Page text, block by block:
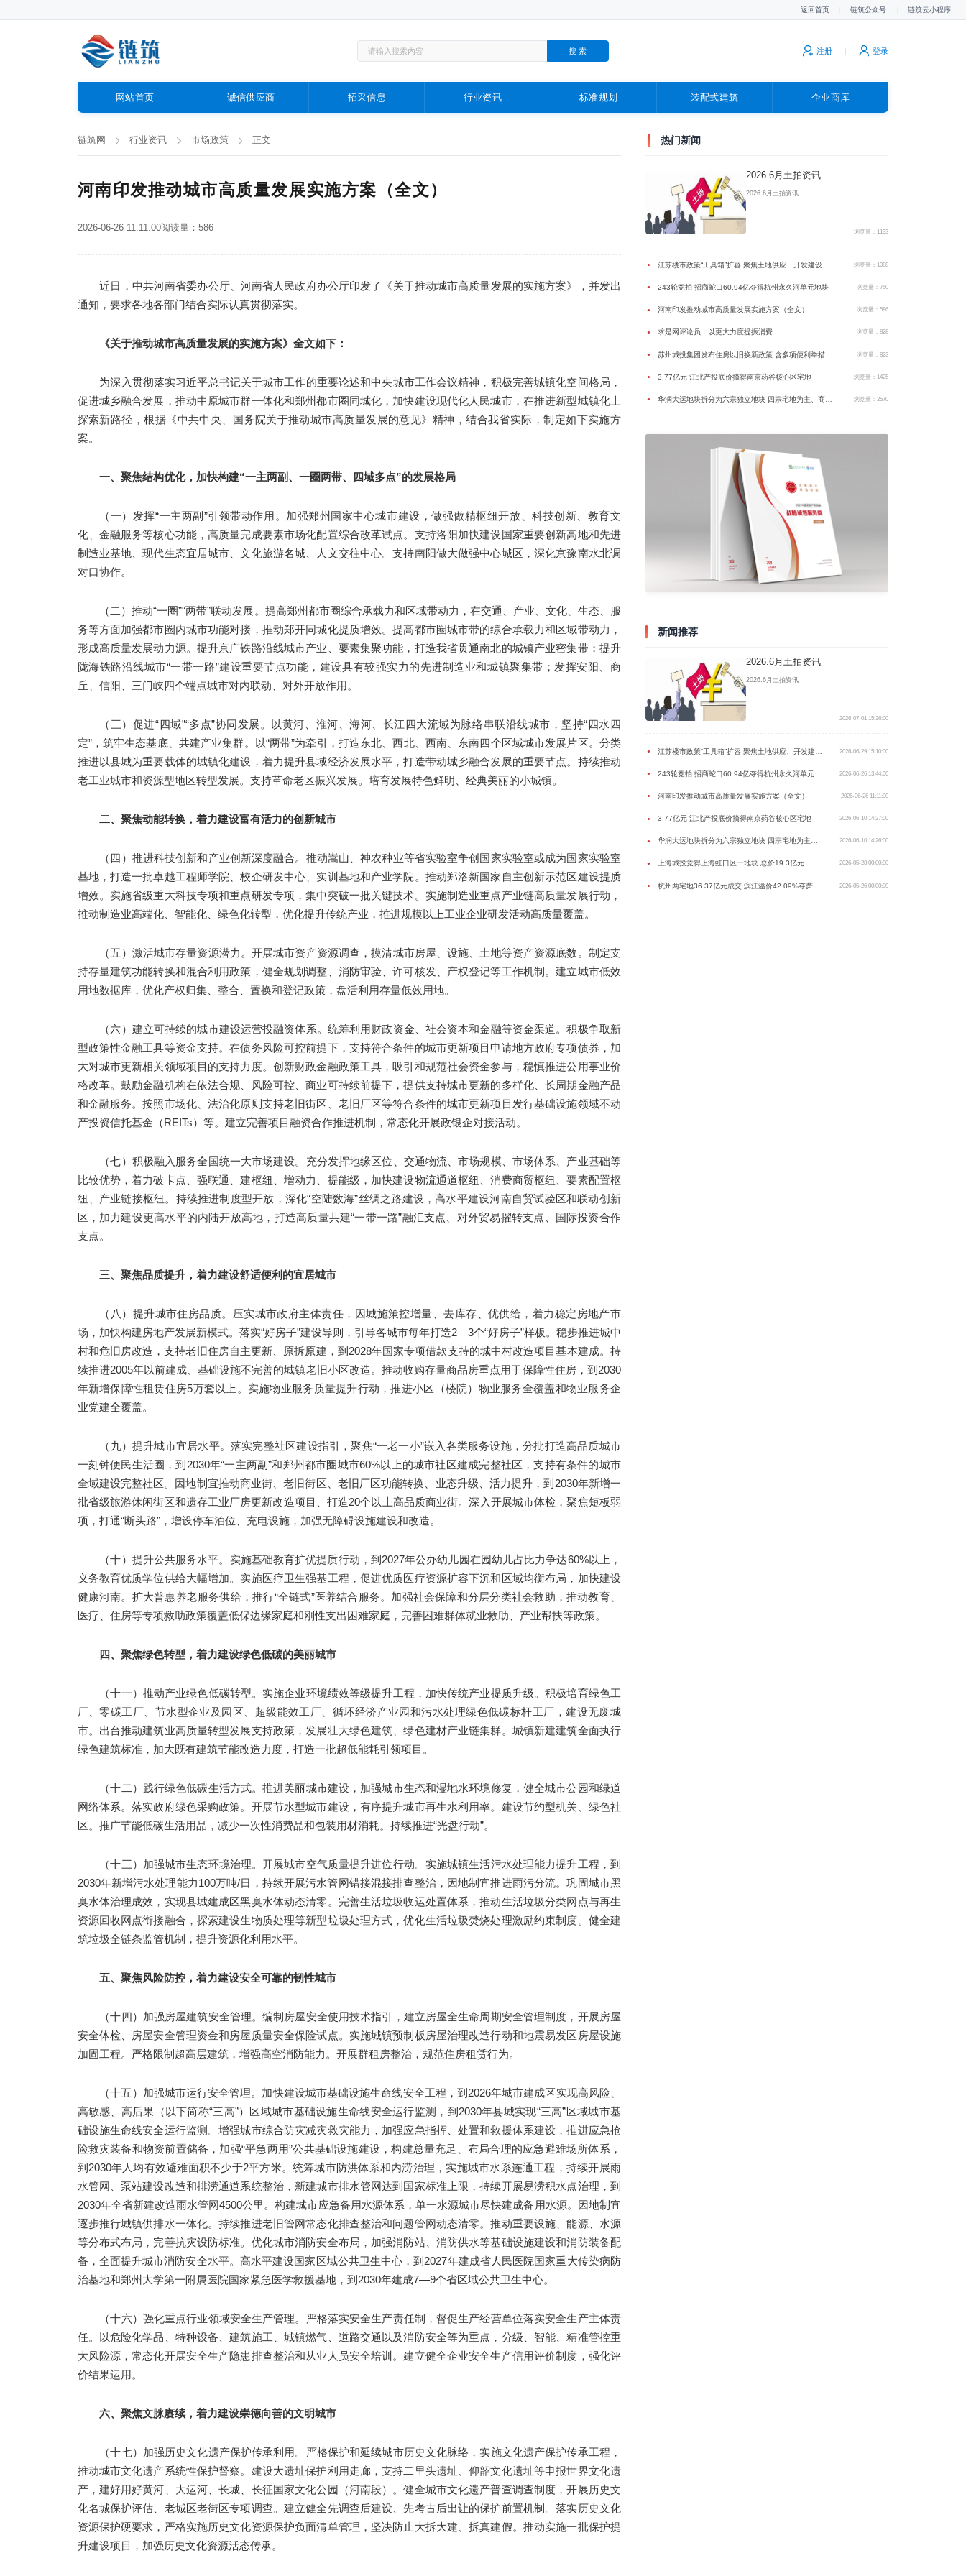
返回首页 链筑公众号 链筑云小程序
注册 | 登录
网站首页 诚信供应商 招采信息 行业资讯 标准规划 装配式建筑 企业商库
链筑网 行业资讯 市场政策 正文
河南印发推动城市高质量发展实施方案（全文）
2026-06-26 11:11:00阅读量：586
近日，中共河南省委办公厅、河南省人民政府办公厅印发了《关于推动城市高质量发展的实施方案》，并发出
通知，要求各地各部门结合实际认真贯彻落实。
《关于推动城市高质量发展的实施方案》全文如下：
为深入贯彻落实习近平总书记关于城市工作的重要论述和中央城市工作会议精神，积极完善城镇化空间格局，
促进城乡融合发展，推动中原城市群一体化和郑州都市圈同城化，加快建设现代化人民城市，在推进新型城镇化上
探索新路径，根据《中共中央、国务院关于推动城市高质量发展的意见》精神，结合我省实际，制定如下实施方
案。
一、聚焦结构优化，加快构建“一主两副、一圈两带、四域多点”的发展格局
（一）发挥“一主两副”引领带动作用。加强郑州国家中心城市建设，做强做精枢纽开放、科技创新、教育文
化、金融服务等核心功能，高质量完成要素市场化配置综合改革试点。支持洛阳加快建设国家重要创新高地和先进
制造业基地、现代生态宜居城市、文化旅游名城、人文交往中心。支持南阳做大做强中心城区，深化京豫南水北调
对口协作。
（二）推动“一圈”“两带”联动发展。提高郑州都市圈综合承载力和区域带动力，在交通、产业、文化、生态、服
务等方面加强都市圈内城市功能对接，推动郑开同城化提质增效。提高都市圈城市带的综合承载力和区域带动力，
形成高质量发展动力源。提升京广铁路沿线城市产业、要素集聚功能，打造我省贯通南北的城镇产业密集带；提升
陇海铁路沿线城市“一带一路”建设重要节点功能，建设具有较强实力的先进制造业和城镇聚集带；发挥安阳、商
丘、信阳、三门峡四个端点城市对内联动、对外开放作用。
（三）促进“四域”“多点”协同发展。以黄河、淮河、海河、长江四大流域为脉络串联沿线城市，坚持“四水四
定”，筑牢生态基底、共建产业集群。以“两带”为牵引，打造东北、西北、西南、东南四个区域城市发展片区。分类
推进以县城为重要载体的城镇化建设，着力提升县域经济发展水平，打造带动城乡融合发展的重要节点。持续推动
老工业城市和资源型地区转型发展。支持革命老区振兴发展。培育发展特色鲜明、经典美丽的小城镇。
二、聚焦动能转换，着力建设富有活力的创新城市
（四）推进科技创新和产业创新深度融合。推动嵩山、神农种业等省实验室争创国家实验室或成为国家实验室
基地，打造一批卓越工程师学院、校企研发中心、实训基地和产业学院。推动郑洛新国家自主创新示范区建设提质
增效。实施省级重大科技专项和重点研发专项，集中突破一批关键技术。实施制造业重点产业链高质量发展行动，
推动制造业高端化、智能化、绿色化转型，优化提升传统产业，推进规模以上工业企业研发活动高质量覆盖。
（五）激活城市存量资源潜力。开展城市资产资源调查，摸清城市房屋、设施、土地等资产资源底数。制定支
持存量建筑功能转换和混合利用政策，健全规划调整、消防审验、许可核发、产权登记等工作机制。建立城市低效
用地数据库，优化产权归集、整合、置换和登记政策，盘活利用存量低效用地。
（六）建立可持续的城市建设运营投融资体系。统筹利用财政资金、社会资本和金融等资金渠道。积极争取新
型政策性金融工具等资金支持。在债务风险可控前提下，支持符合条件的城市更新项目申请地方政府专项债券，加
大对城市更新相关领域项目的支持力度。创新财政金融政策工具，吸引和规范社会资金参与，稳慎推进公用事业价
格改革。鼓励金融机构在依法合规、风险可控、商业可持续前提下，提供支持城市更新的多样化、长周期金融产品
和金融服务。按照市场化、法治化原则支持老旧街区、老旧厂区等符合条件的城市更新项目发行基础设施领域不动
产投资信托基金（REITs）等。建立完善项目融资合作推进机制，常态化开展政银企对接活动。
（七）积极融入服务全国统一大市场建设。充分发挥地缘区位、交通物流、市场规模、市场体系、产业基础等
比较优势，着力破卡点、强联通、建枢纽、增动力、提能级，加快建设物流通道枢纽、消费商贸枢纽、要素配置枢
纽、产业链接枢纽。持续推进制度型开放，深化“空陆数海”丝绸之路建设，高水平建设河南自贸试验区和联动创新
区，加力建设更高水平的内陆开放高地，打造高质量共建“一带一路”融汇支点、对外贸易擢转支点、国际投资合作
支点。
三、聚焦品质提升，着力建设舒适便利的宜居城市
（八）提升城市住房品质。压实城市政府主体责任，因城施策控增量、去库存、优供给，着力稳定房地产市
场，加快构建房地产发展新模式。落实“好房子”建设导则，引导各城市每年打造2—3个“好房子”样板。稳步推进城中
村和危旧房改造，支持老旧住房自主更新、原拆原建，到2028年国家专项借款支持的城中村改造项目基本建成。持
续推进2005年以前建成、基础设施不完善的城镇老旧小区改造。推动收购存量商品房重点用于保障性住房，到2030
年新增保障性租赁住房5万套以上。实施物业服务质量提升行动，推进小区（楼院）物业服务全覆盖和物业服务企
业党建全覆盖。
（九）提升城市宜居水平。落实完整社区建设指引，聚焦“一老一小”嵌入各类服务设施，分批打造高品质城市
一刻钟便民生活圈，到2030年“一主两副”和郑州都市圈城市60%以上的城市社区建成完整社区，支持有条件的城市
全域建设完整社区。因地制宜推动商业街、老旧街区、老旧厂区功能转换、业态升级、活力提升，到2030年新增一
批省级旅游休闲街区和遗存工业厂房更新改造项目、打造20个以上高品质商业街。深入开展城市体检，聚焦短板弱
项，打通“断头路”，增设停车泊位、充电设施，加强无障碍设施建设和改造。
（十）提升公共服务水平。实施基础教育扩优提质行动，到2027年公办幼儿园在园幼儿占比力争达60%以上，
义务教育优质学位供给大幅增加。实施医疗卫生强基工程，促进优质医疗资源扩容下沉和区域均衡布局，加快建设
健康河南。扩大普惠养老服务供给，推行“全链式”医养结合服务。加强社会保障和分层分类社会救助，推动教育、
医疗、住房等专项救助政策覆盖低保边缘家庭和刚性支出困难家庭，完善困难群体就业救助、产业帮扶等政策。
四、聚焦绿色转型，着力建设绿色低碳的美丽城市
（十一）推动产业绿色低碳转型。实施企业环境绩效等级提升工程，加快传统产业提质升级。积极培育绿色工
厂、零碳工厂、节水型企业及园区、超级能效工厂、循环经济产业园和污水处理绿色低碳标杆工厂，建设无废城
市。出台推动建筑业高质量转型发展支持政策，发展壮大绿色建筑、绿色建材产业链集群。城镇新建建筑全面执行
绿色建筑标准，加大既有建筑节能改造力度，打造一批超低能耗引领项目。
（十二）践行绿色低碳生活方式。推进美丽城市建设，加强城市生态和湿地水环境修复，健全城市公园和绿道
网络体系。落实政府绿色采购政策。开展节水型城市建设，有序提升城市再生水利用率。建设节约型机关、绿色社
区。推广节能低碳生活用品，减少一次性消费品和包装用材消耗。持续推进“光盘行动”。
（十三）加强城市生态环境治理。开展城市空气质量提升进位行动。实施城镇生活污水处理能力提升工程，到
2030年新增污水处理能力100万吨/日，持续开展污水管网错接混接排查整治，因地制宜推进雨污分流。巩固城市黑
臭水体治理成效，实现县城建成区黑臭水体动态清零。完善生活垃圾收运处置体系，推动生活垃圾分类网点与再生
资源回收网点衔接融合，探索建设生物质处理等新型垃圾处理方式，优化生活垃圾焚烧处理激励约束制度。健全建
筑垃圾全链条监管机制，提升资源化利用水平。
五、聚焦风险防控，着力建设安全可靠的韧性城市
（十四）加强房屋建筑安全管理。编制房屋安全使用技术指引，建立房屋全生命周期安全管理制度，开展房屋
安全体检、房屋安全管理资金和房屋质量安全保险试点。实施城镇预制板房屋治理改造行动和地震易发区房屋设施
加固工程。严格限制超高层建筑，增强高空消防能力。开展群租房整治，规范住房租赁行为。
（十五）加强城市运行安全管理。加快建设城市基础设施生命线安全工程，到2026年城市建成区实现高风险、
高敏感、高后果（以下简称“三高”）区域城市基础设施生命线安全运行监测，到2030年县城实现“三高”区域城市基
础设施生命线安全运行监测。增强城市综合防灾减灾救灾能力，加强应急指挥、处置和救援体系建设，推进应急抢
险救灾装备和物资前置储备，加强“平急两用”公共基础设施建设，构建总量充足、布局合理的应急避难场所体系，
到2030年人均有效避难面积不少于2平方米。统筹城市防洪体系和内涝治理，实施城市水系连通工程，持续开展雨
水管网、泵站建设改造和排涝通道系统整治，新建城市排水管网达到国家标准上限，持续开展易涝积水点治理，到
2030年全省新建改造雨水管网4500公里。构建城市应急备用水源体系，单一水源城市尽快建成备用水源。因地制宜
逐步推行城镇供排水一体化。持续推进老旧管网常态化排查整治和问题管网动态清零。推动重要设施、能源、水源
等分布式布局，完善抗灾设防标准。优化城市消防安全布局，加强消防站、消防供水等基础设施建设和消防装备配
备，全面提升城市消防安全水平。高水平建设国家区域公共卫生中心，到2027年建成省人民医院国家重大传染病防
治基地和郑州大学第一附属医院国家紧急医学救援基地，到2030年建成7—9个省区域公共卫生中心。
（十六）强化重点行业领域安全生产管理。严格落实安全生产责任制，督促生产经营单位落实安全生产主体责
任。以危险化学品、特种设备、建筑施工、城镇燃气、道路交通以及消防安全等为重点，分级、智能、精准管控重
大风险源，常态化开展安全生产隐患排查整治和从业人员安全培训。建立健全企业安全生产信用评价制度，强化评
价结果运用。
六、聚焦文脉赓续，着力建设崇德向善的文明城市
（十七）加强历史文化遗产保护传承利用。严格保护和延续城市历史文化脉络，实施文化遗产保护传承工程，
推动城市文化遗产系统性保护督察。建设大遗址保护利用走廊，支持二里头遗址、仰韶文化遗址等申报世界文化遗
产，建好用好黄河、大运河、长城、长征国家文化公园（河南段）。健全城市文化遗产普查调查制度，开展历史文
化名城保护评估、老城区老街区专项调查。建立健全先调查后建设、先考古后出让的保护前置机制。落实历史文化
资源保护硬要求，严格实施历史文化资源保护负面清单管理，坚决防止大拆大建、拆真建假。推动实施一批保护提
升建设项目，加强历史文化资源活态传承。
热门新闻
2026.6月土拍资讯
2026.6月土拍资讯
浏览量：1133
● 浏览量：1088
● 243轮竞拍 招商蛇口60.94亿夺得杭州永久河单元地块 浏览量：760
● 河南印发推动城市高质量发展实施方案（全文） 浏览量：586
● 求是网评论员：以更大力度提振消费 浏览量：828
● 苏州城投集团发布住房以旧换新政策 含多项便利举措 浏览量：823
● 3.77亿元 江北产投底价摘得南京药谷核心区宅地 浏览量：1425
● 华润大运地块拆分为六宗独立地块 四宗宅地为主、商业或为万象汇 浏览量：2570
新闻推荐
2026.6月土拍资讯
2026.6月土拍资讯
2026-07-01 15:36:00
● 江苏楼市政策“工具箱”扩容 聚焦土地供应、开发建设、房产销售三个维度 2026-06-29 15:10:00
● 243轮竞拍 招商蛇口60.94亿夺得杭州永久河单元地块 2026-06-26 13:44:00
● 河南印发推动城市高质量发展实施方案（全文） 2026-06-26 11:11:00
● 3.77亿元 江北产投底价摘得南京药谷核心区宅地 2026-06-10 14:27:00
● 华润大运地块拆分为六宗独立地块 四宗宅地为主、商业或为万象汇 2026-06-10 14:26:00
● 上海城投竞得上海虹口区一地块 总价19.3亿元 2026-05-28 00:00:00
● 杭州两宅地36.37亿元成交 滨江溢价42.09%夺萧山北干西单元地块 2026-05-26 00:00:00